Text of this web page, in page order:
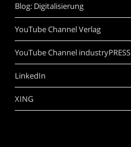
Blog: Digitalisierung
YouTube Channel Verlag
YouTube Channel industryPRESS
LinkedIn
XING